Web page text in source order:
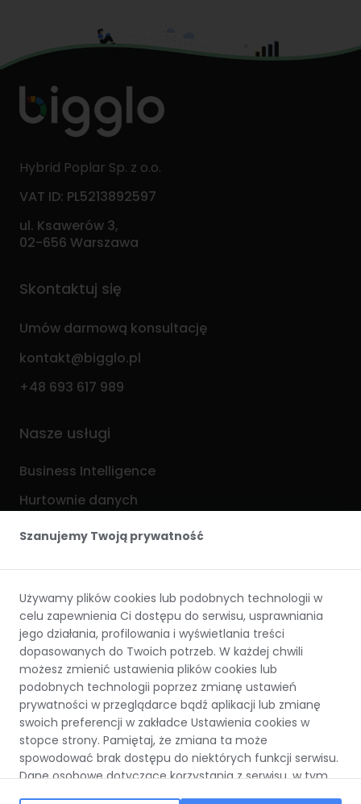
Hybrid Poplar Sp. z o.o.
VAT ID: PL5213892597
ul. Ksawerów 3,
02-656 Warszawa
Skontaktuj się
Umów darmową konsultację
kontakt@bigglo.pl
+48 693 617 989
Nasze usługi
Business Intelligence
Hurtownie danych
Analityka i ML
Przydatne linki
Analityka Internetowa
Baza wiedzy (Blog)
Kalkulator kosztów
Case Studies
Szanujemy Twoją prywatność
Używamy plików cookies lub podobnych technologii w
celu zapewnienia Ci dostępu do serwisu, usprawniania
jego działania, profilowania i wyświetlania treści
dopasowanych do Twoich potrzeb. W każdej chwili
możesz zmienić ustawienia plików cookies lub
podobnych technologii poprzez zmianę ustawień
prywatności w przeglądarce bądź aplikacji lub zmianę
swoich preferencji w zakładce Ustawienia cookies w
stopce strony. Pamiętaj, że zmiana ta może
spowodować brak dostępu do niektórych funkcji serwisu.
Dane osobowe dotyczące korzystania z serwisu, w tym